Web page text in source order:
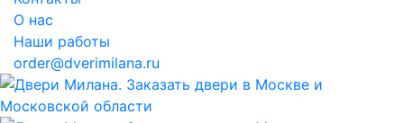
О нас
Наши работы
order@dverimilana.ru